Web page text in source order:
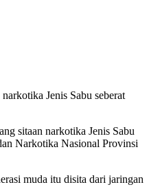
Jenis Sabu seberat
sitaan narkotika Jenis Sabu
Narkotika Nasional Provinsi
muda itu disita dari jaringan